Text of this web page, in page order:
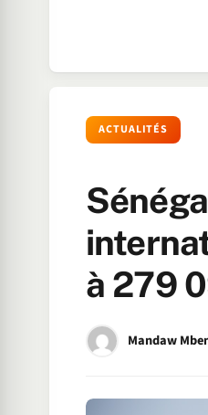
ACTUALITÉS
à 279
Mandaw